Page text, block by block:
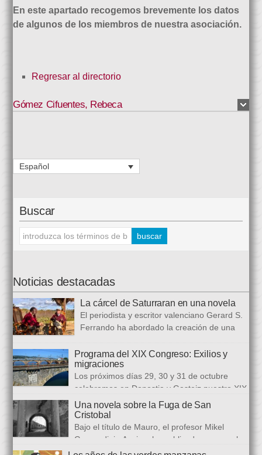
En este apartado recogemos brevemente los datos
de algunos de los miembros de nuestra asociación.
Regresar al directorio
Gómez Cifuentes, Rebeca
Español
Buscar
Noticias destacadas
La cárcel de Saturraran en una novela
El periodista y escritor valenciano Gerard S.
Ferrando ha abordado la creación de una
realidad actual, con numerosas referencias al pasado. El ciclo
se inició en 2024 con Cariño, soy un iai@flauta, continuó en
2025 con Los abrazos aplazados y finalizará con Las
ausencias que heredamos, directamente ligada […]
Programa del XIX Congreso: Exilios y
migraciones
Los próximos días 29, 30 y 31 de octubre
celebramos en Donostia y Gasteiz nuestro XIX
congreso internacional, con especialistas de muy diversas
universidades y procedencias. En esta ocasión se trata de
establecer paralelismos entre los fugitivos de la Guerra Civil
española y estos otros hombres y mujeres que arriban a
nuestro país desde territorios […]
Una novela sobre la Fuga de San
Cristobal
Bajo el título de Mauro, el profesor Mikel
Guerendiain Azpiroz ha publicado una novela
histórica en castellano en la que ficciona los sucesos de la